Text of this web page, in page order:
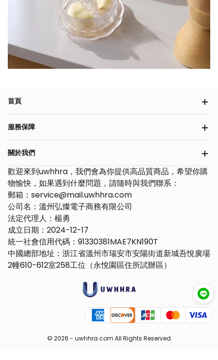
首頁
服務保障
關於我們
歡迎來到uwhhra，我們會為你提供高品質商品，希望你購
物愉快，如果遇到什麼問題，請隨時與我們聯系：
郵箱：service@mail.uwhhra.com
公司名：溫州弘燦電子商務有限公司
法定代理人：楊勇
成立日期：2024-12-17
統一社會信用代碼：91330381MAE7KN190T
中國總部地址：浙江省溫州市瑞安市安陽街道新城吾悅廣場
2幢610-612室258工位（永悅園區住所試辦區）
© 2026 - uwhhra.com All Rights Reserved